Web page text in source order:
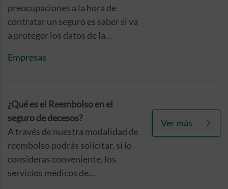
preocupaciones a la hora de
contratar un seguro es saber si va
a proteger los datos de la
de los dispositivos electrónicos
varía en función de las coberturas
del seguro, y eso es precisamente
de lo que vamos a hablarte aquí.
Empresas
¿Qué es el Reembolso en el
seguro de decesos?
A través de nuestra modalidad de
reembolso podrás solicitar, si lo
consideras conveniente, los
servicios médicos de
Ver más